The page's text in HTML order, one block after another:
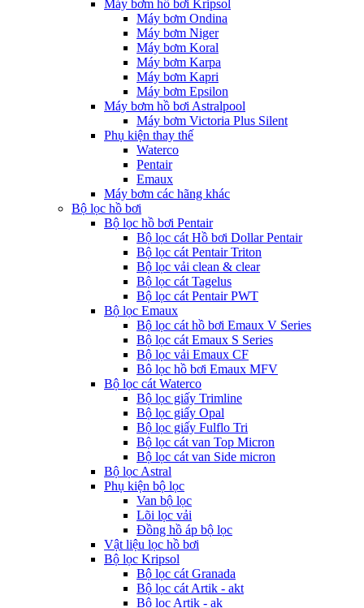
Máy bơm hồ bơi Kripsol
Máy bơm Ondina
Máy bơm Niger
Máy bơm Koral
Máy bơm Karpa
Máy bơm Kapri
Máy bơm Epsilon
Máy bơm hồ bơi Astralpool
Máy bơm Victoria Plus Silent
Phụ kiện thay thế
Waterco
Pentair
Emaux
Máy bơm các hãng khác
Bộ lọc hồ bơi
Bộ lọc hồ bơi Pentair
Bộ lọc cát Hồ bơi Dollar Pentair
Bộ lọc cát Pentair Triton
Bộ lọc vải clean & clear
Bộ lọc cát Tagelus
Bộ lọc cát Pentair PWT
Bộ lọc Emaux
Bộ lọc cát hồ bơi Emaux V Series
Bộ lọc cát Emaux S Series
Bộ lọc vải Emaux CF
Bô lọc hồ bơi Emaux MFV
Bộ lọc cát Waterco
Bộ lọc giấy Trimline
Bộ lọc giấy Opal
Bộ lọc giấy Fulflo Tri
Bộ lọc cát van Top Micron
Bộ lọc cát van Side micron
Bộ lọc Astral
Phụ kiện bộ lọc
Van bộ lọc
Lõi lọc vải
Đồng hồ áp bộ lọc
Vật liệu lọc hồ bơi
Bộ lọc Kripsol
Bộ lọc cát Granada
Bộ lọc cát Artik - akt
Bộ lọc Artik - ak